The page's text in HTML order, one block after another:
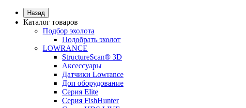
Назад
Каталог товаров
Подбор эхолота
Подобрать эхолот
LOWRANCE
StructureScan® 3D
Аксессуары
Датчики Lowrance
Доп оборудование
Серия Elite
Серия FishHunter